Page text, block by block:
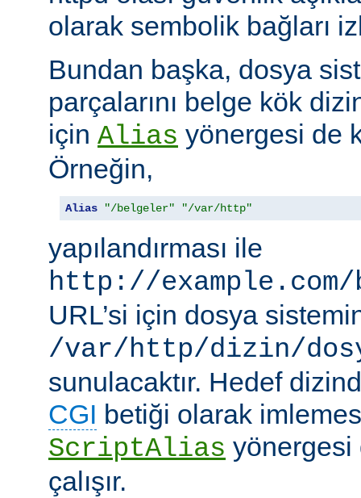
olarak sembolik bağları
Bundan başka, dosya
parçalarını belge kök
için Alias yönergesi de
Örneğin,
Alias "/belgeler" "/var/http"
yapılandırması ile
http://
URL’si için dosya
/var/http/dizin/
sunulacaktır. Hedef
CGI betiği olarak
ScriptAlias yönergesi
çalışır.